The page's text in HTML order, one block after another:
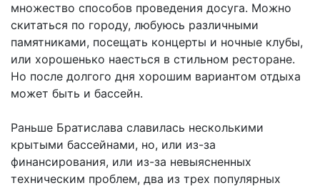
множество способов проведения досуга. Можно
скитаться по городу, любуюсь различными
памятниками, посещать концерты и ночные клубы,
или хорошенько наесться в стильном ресторане.
Но после долгого дня хорошим вариантом отдыха
может быть и бассейн.
Раньше Братислава славилась несколькими
крытыми бассейнами, но, или из-за
финансирования, или из-за невыясненных
техническим проблем, два из трех популярных